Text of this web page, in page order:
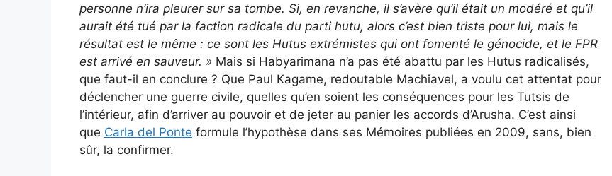
personne n’ira pleurer sur sa tombe. Si, en revanche, il s’avère qu’il était un modéré et qu’il
aurait été tué par la faction radicale du parti hutu, alors c’est bien triste pour lui, mais le
résultat est le même : ce sont les Hutus extrémistes qui ont fomenté le génocide, et le FPR
est arrivé en sauveur. » Mais si Habyarimana n’a pas été abattu par les Hutus radicalisés,
que faut-il en conclure ? Que Paul Kagame, redoutable Machiavel, a voulu cet attentat pour
déclencher une guerre civile, quelles qu’en soient les conséquences pour les Tutsis de
l’intérieur, afin d’arriver au pouvoir et de jeter au panier les accords d’Arusha. C’est ainsi
que Carla del Ponte formule l’hypothèse dans ses Mémoires publiées en 2009, sans, bien
sûr, la confirmer.